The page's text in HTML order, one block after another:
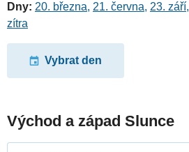
Dny: 20. března, 21. června, 23. září,
zítra
Vybrat den
Východ a západ Slunce